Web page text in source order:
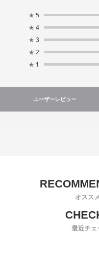
★ 5
★ 4
★ 3
★ 2
★ 1
ユーザーレビュー
オスス
最近チェ